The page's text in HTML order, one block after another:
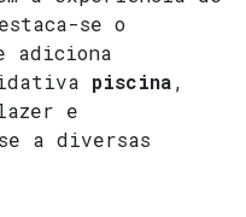
se o
adiciona
piscina,
e
a diversas